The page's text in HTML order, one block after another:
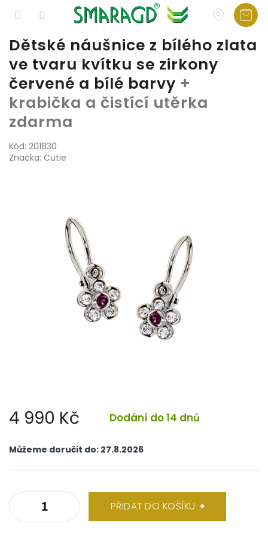
Přejít
obsah
Dětské náušnice z bílého zlata
ve tvaru kvítku se zirkony
červené a bílé barvy +
krabička a čistící utěrka
zdarma
Kód: 201830
Značka: Cutie
4 990 Kč Dodání do 14 dnů
cena:
Můžeme doručit do: 27.8.2026
PŘIDAT DO KOŠÍKU